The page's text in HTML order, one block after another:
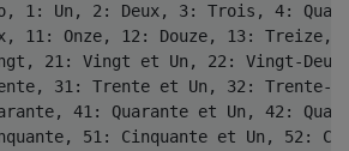
1: Un, 2: Deux, 3: Trois, 4:
11: Onze, 12: Douze, 13:
21: Vingt et Un, 22: Vingt-
31: Trente et Un, 32: Trente-
41: Quarante et Un, 42:
51: Cinquante et Un, 52: